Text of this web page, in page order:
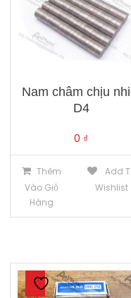
Nam châm chịu
D4
0 ₫
Thêm
Vào Giỏ
Hàng
Add
Wishlist